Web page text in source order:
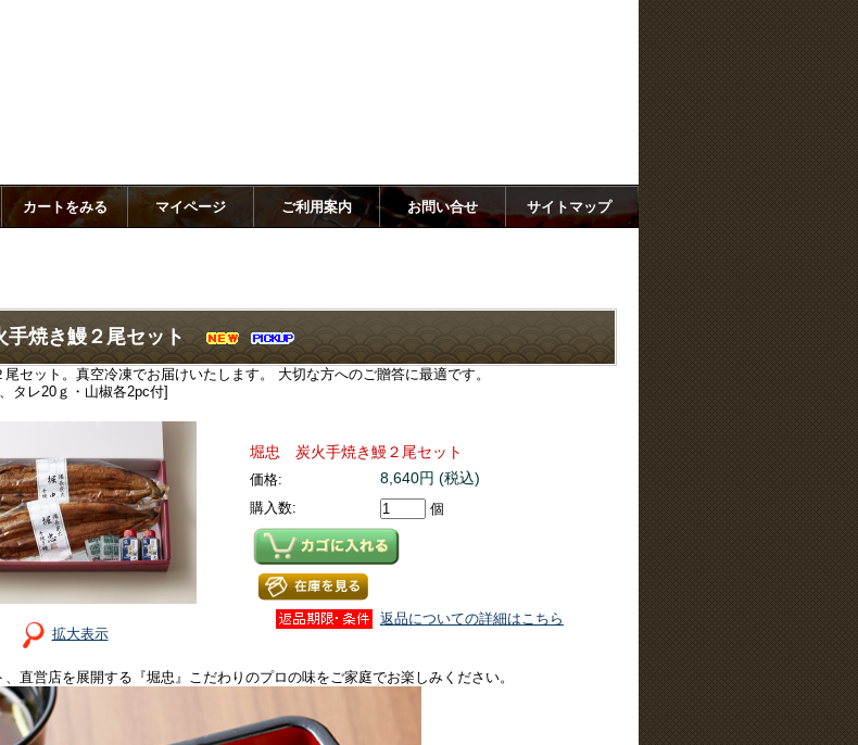
カートをみる マイページ ご利用案内 お問い合せ サイトマップ
焼き鰻２尾セット
セット。真空冷凍でお届けいたします。 大切な方へのご贈答に最適です。
タレ20ｇ・山椒各2pc付]
拡大表示
堀忠 炭火手焼き鰻２尾セット
価格: 8,640円 (税込)
購入数: 個
返品についての詳細はこちら
直営店を展開する『堀忠』こだわりのプロの味をご家庭でお楽しみください。